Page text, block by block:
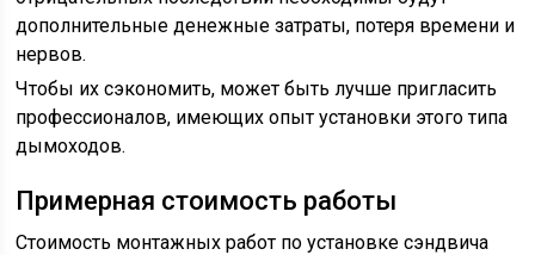
дополнительные денежные затраты, потеря времени и
нервов.
Чтобы их сэкономить, может быть лучше пригласить
профессионалов, имеющих опыт установки этого типа
дымоходов.
Примерная стоимость работы
Стоимость монтажных работ по установке сэндвича